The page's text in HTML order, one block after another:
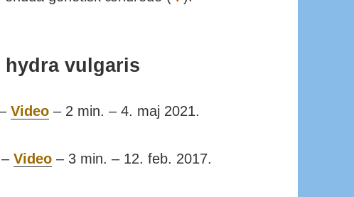
hydra vulgaris
–Video – 2 min. – 4. maj 2021.
–Video – 3 min. – 12. feb. 2017.